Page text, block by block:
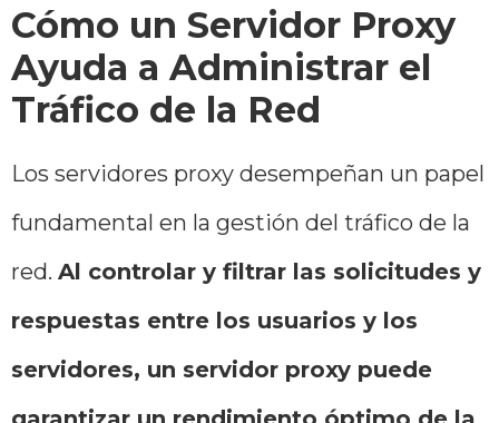
Cómo un Servidor Proxy
Ayuda a Administrar el
Tráfico de la Red
Los servidores proxy desempeñan un papel
fundamental en la gestión del tráfico de la
red. Al controlar y filtrar las solicitudes y
respuestas entre los usuarios y los
servidores, un servidor proxy puede